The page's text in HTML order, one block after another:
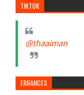
TIKTOK
@thaaiman
ERRANCES